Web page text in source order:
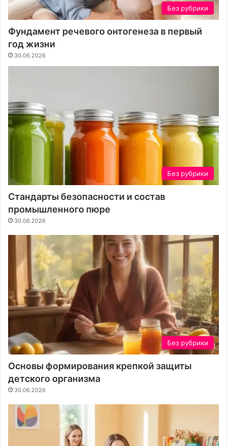
н
а
т
н
о
р
е
и
е
е
г
о
с
к
а
Без рубрики
Фундамент речевого онтогенеза в первый
год жизни
30.06.2026
Без рубрики
Стандарты безопасности и состав
промышленного пюре
30.06.2026
Без рубрики
Основы формирования крепкой защиты
детского организма
30.06.2026